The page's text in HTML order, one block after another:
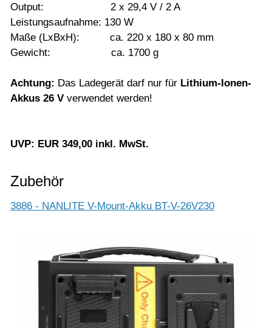
Output: 2 x 29,4 V / 2 A
Leistungsaufnahme: 130 W
Maße (LxBxH): ca. 220 x 180 x 80 mm
Gewicht: ca. 1700 g
Achtung: Das Ladegerät darf nur für Lithium-Ionen-
Akkus 26 V verwendet werden!
UVP: EUR 349,00 inkl. MwSt.
Zubehör
3886 - NANLITE V-Mount-Akku BT-V-26V230